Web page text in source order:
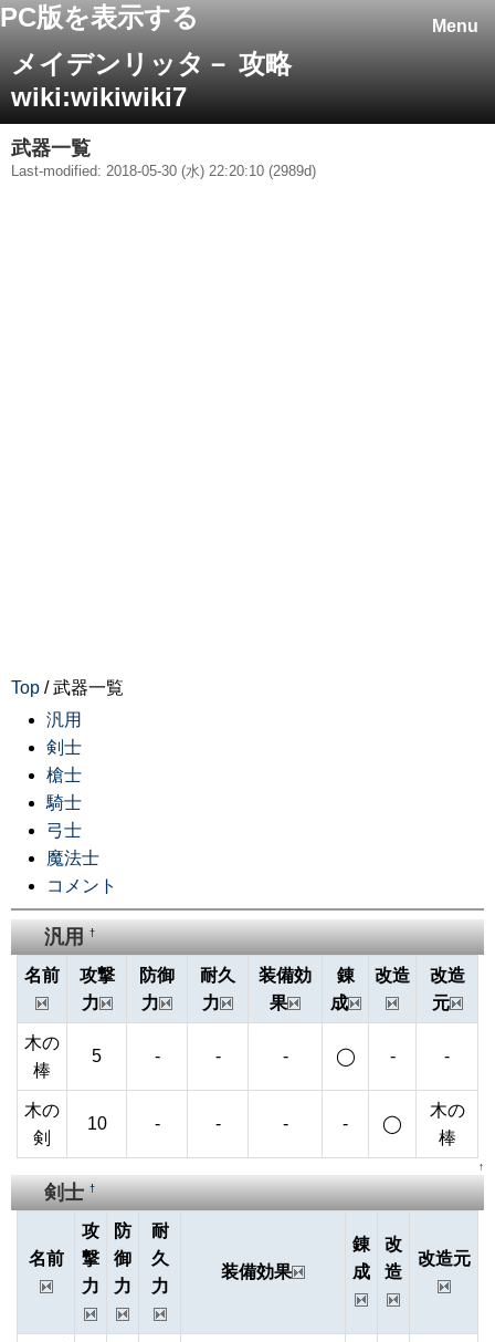
Menu
PC版を表示する
メイデンリッタ－ 攻略
wiki:wikiwiki7
武器一覧
Last-modified: 2018-05-30 (水) 22:20:10 (2989d)
Top / 武器一覧
汎用
剣士
槍士
騎士
弓士
魔法士
コメント
汎用†
名前
攻撃
力
防御
力
耐久
力
装備効
果
錬
成
改造
改造
元
木の
棒
5 - - - ◯ - -
木の
剣
10 - - - - ◯
木の
棒
↑
剣士†
名前
攻
撃
力
防
御
力
耐
久
力
装備効果
錬
成
改
造
改造元